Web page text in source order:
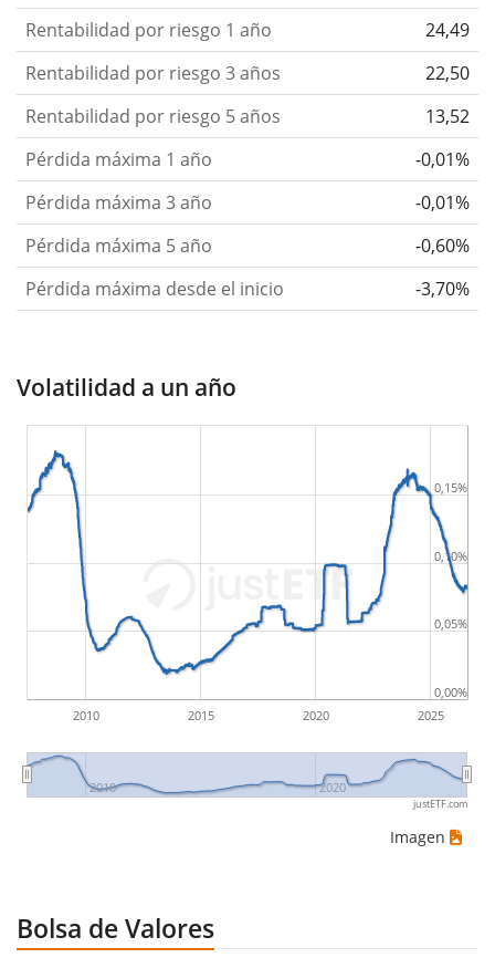
Rentabilidad por riesgo 1 año
24,49
Rentabilidad por riesgo 3 años
22,50
Rentabilidad por riesgo 5 años
13,52
Pérdida máxima 1 año
-0,01%
Pérdida máxima 3 año
-0,01%
Pérdida máxima 5 año
-0,60%
Pérdida máxima desde el inicio
-3,70%
Volatilidad a un año
2010 2015 2020 2025
2010 2020
0,00%
0,05%
0,10%
0,15%
justETF.com
Imagen
Bolsa de Valores